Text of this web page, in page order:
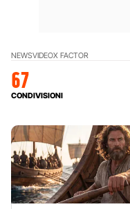
NEWSVIDEOX FACTOR
67
CONDIVISIONI